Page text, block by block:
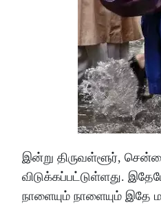
இன்று திருவள்ளூர்,
விடுக்கப்பட்டுள்ளது.
நாளையும் நாளையும் இதே